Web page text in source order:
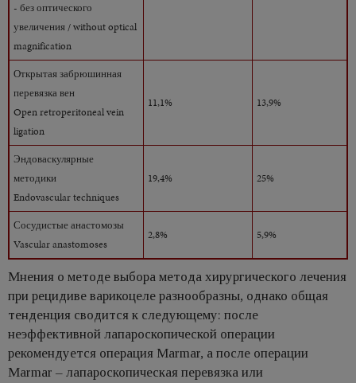
- без оптического
увеличения / without optical
magnification
Открытая забрюшинная
перевязка вен
Open retroperitoneal vein
ligation
11,1% 13,9%
Эндоваскулярные
методики
Endovascular techniques
19,4% 25%
Сосудистые анастомозы
Vascular anastomoses
2,8% 5,9%
Мнения о методе выбора метода хирургического лечения
при рецидиве варикоцеле разнообразны, однако общая
тенденция сводится к следующему: после
неэффективной лапароскопической операции
рекомендуется операция Marmar, а после операции
Marmar – лапароскопическая перевязка или